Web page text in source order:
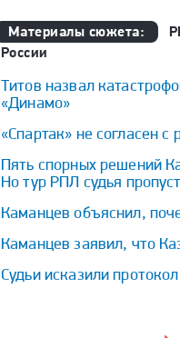
Материалы сюжета:
России
Титов назвал
«Динамо»
«Спартак» не согласен
Пять спорных решений
Но тур РПЛ судья
Каманцев объяснил,
Каманцев заявил, что
Судьи исказили